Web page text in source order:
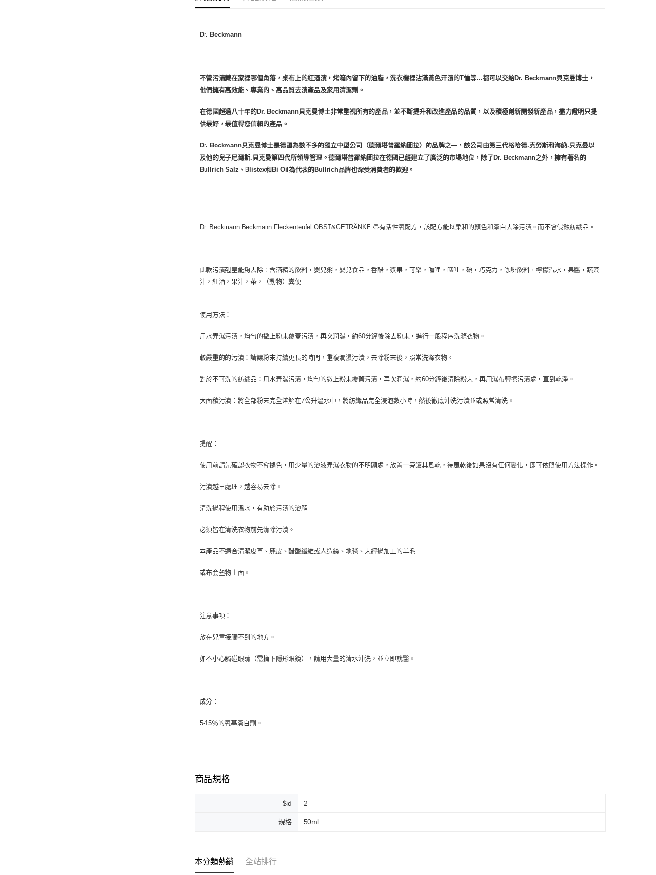
全家純取貨 (先付款
7-11取貨付款
7-11純取貨 (先付款
每筆NT$80，滿NT$999(含以上)免運費
宅配
Dr. Beckmann
不管污漬藏在家裡哪個角落，桌布上的紅酒漬，烤箱內留下的油脂，洗衣機裡沾滿黃色汗漬的T恤等…都可以交給Dr. Beckmann貝克曼博士，
他們擁有高效能、專業的、高品質去漬產品及家用清潔劑。
在德國超過八十年的Dr. Beckmann貝克曼博士非常重視所有的產品，並不斷提升和改進產品的品質，以及積極創新開發新產品，盡力證明只提
供最好，最值得您信賴的產品。
Dr. Beckmann貝克曼博士是德國為數不多的獨立中型公司（德爾塔普羅納圖拉）的品牌之一，該公司由第三代格哈德.克勞斯和海納.貝克曼以
及他的兒子尼爾斯.貝克曼第四代所領導管理。德爾塔普羅納圖拉在德國已經建立了廣泛的市場地位，除了Dr. Beckmann之外，擁有著名的
Bullrich Salz、Blistex和Bi Oil為代表的Bullrich品牌也深受消費者的歡迎。
Dr. Beckmann Beckmann Fleckenteufel OBST&GETRÄNKE 帶有活性氧配方，該配方能以柔和的顏色和潔白去除污漬。而不會侵蝕紡織品。
此款污漬剋星能夠去除：含酒精的飲料，嬰兒粥，嬰兒食品，香醋，漿果，可樂，咖哩，嘔吐，碘，巧克力，咖啡飲料，檸檬汽水，果醬，蔬菜
汁，紅酒，果汁，茶，（動物）糞便
使用方法：
用水弄濕污漬，均勻的撒上粉末覆蓋污漬，再次潤濕，約60分鐘後除去粉末，進行一般程序洗滌衣物。
較嚴重的的污漬：請讓粉末持續更長的時間，重複潤濕污漬，去除粉末後，照常洗滌衣物。
對於不可洗的紡織品：用水弄濕污漬，均勻的撒上粉末覆蓋污漬，再次潤濕，約60分鐘後清除粉末，再用濕布輕擦污漬處，直到乾淨。
大面積污漬：將全部粉末完全溶解在7公升溫水中，將紡織品完全浸泡數小時，然後徹底沖洗污漬並或照常清洗。
提醒：
使用前請先確認衣物不會褪色，用少量的溶液弄濕衣物的不明顯處，放置一旁讓其風乾，待風乾後如果沒有任何變化，即可依照使用方法操作。
污漬越早處理，越容易去除。
清洗過程使用溫水，有助於污漬的溶解
必須皆在清洗衣物前先清除污漬。
本產品不適合清潔皮革、麂皮、醋酸纖維或人造絲、地毯、未經過加工的羊毛
或布套墊物上面。
注意事項：
放在兒童接觸不到的地方。
如不小心觸碰眼睛（需摘下隱形眼鏡），請用大量的清水沖洗，並立即就醫。
成分：
5-15％的氧基潔白劑。
商品規格
$id 2
規格 50ml
本分類熱銷 全站排行